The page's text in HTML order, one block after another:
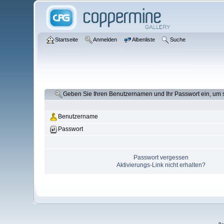
Startseite Anmelden Albenliste Suche
Geben Sie Ihren Benutzernamen und Ihr Passwort ein, um
Benutzername
Passwort
Passwort vergessen
Aktivierungs-Link nicht erhalten?